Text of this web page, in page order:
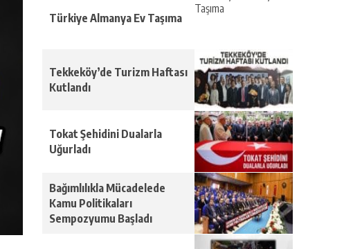
Türkiye Almanya Ev Taşıma
Tekkeköy’de Turizm Haftası
Kutlandı
Tokat Şehidini Dualarla
Uğurladı
Bağımlılıkla Mücadelede
Kamu Politikaları
Sempozyumu Başladı